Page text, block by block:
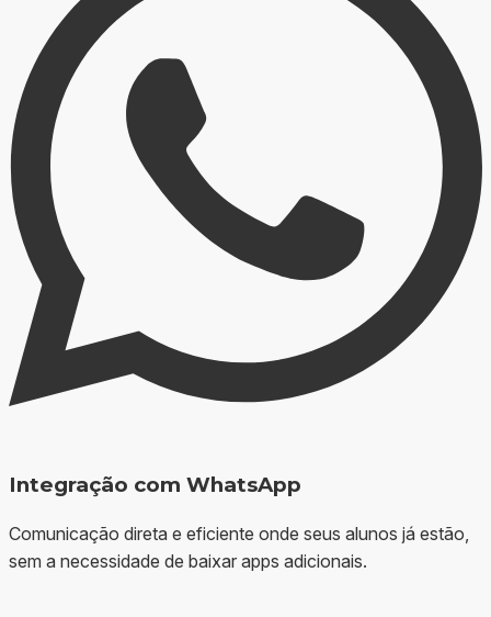
Integração com WhatsApp
Comunicação direta e eficiente onde seus alunos já estão,
sem a necessidade de baixar apps adicionais.